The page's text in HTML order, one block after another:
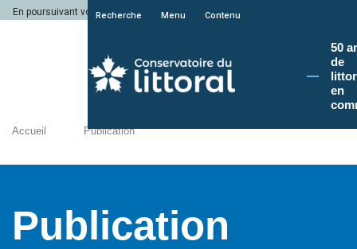
En poursuivant votre navigation sur le site du Conservatoire du littoral, vous
Recherche Menu Contenu
50
de
en
Accueil Publication
Publication